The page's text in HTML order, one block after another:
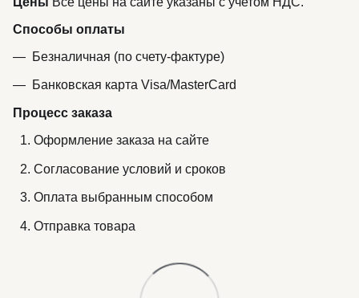
Способы оплаты
Безналичная (по счету-фактуре)
Банковская карта Visa/MasterCard
Процесс заказа
Оформление заказа на сайте
Согласование условий и сроков
Оплата выбранным способом
Отправка товара